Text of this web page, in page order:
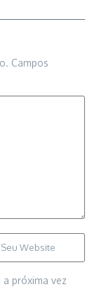
Campos
próxima vez